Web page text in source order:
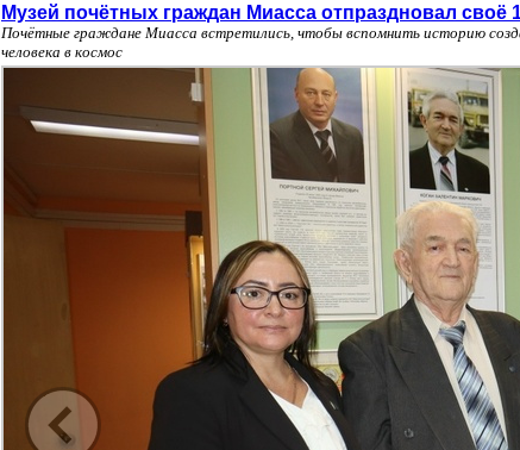
Музей почётных граждан Миасса отпраздновал своё
Почётные граждане Миасса встретились, чтобы вспомнить историю
человека в космос